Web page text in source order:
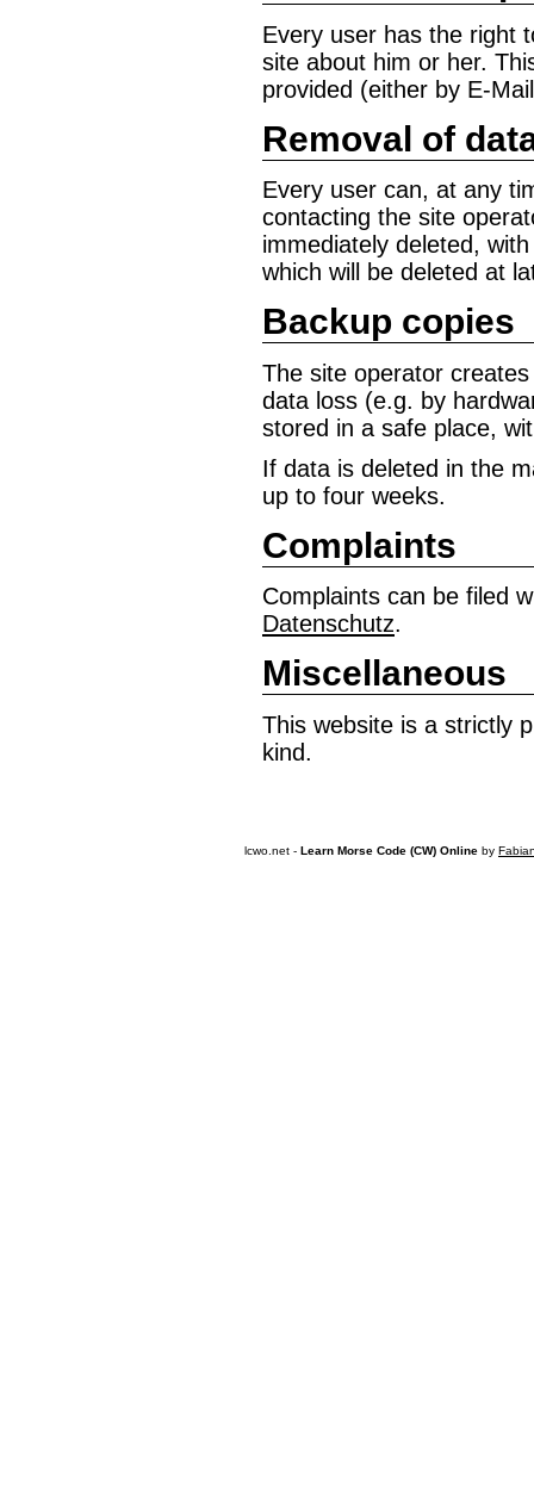
Every user has the right
site about him or her.
provided (either by E-
Removal of
Every user can, at any
contacting the site
immediately deleted,
which will be deleted at
Backup copies
The site operator
data loss (e.g. by
stored in a safe place,
If data is deleted in the
up to four weeks.
Complaints
Complaints can be filed
Datenschutz.
Miscellaneous
This website is a strictly
kind.
lcwo.net - Learn Morse Code (CW) Online by